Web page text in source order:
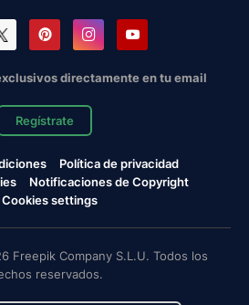
directamente en tu email
Regístrate
Política de privacidad
Notificaciones de Copyright
Cookies settings
Freepik Company S.L.U. Todos los
reservados.